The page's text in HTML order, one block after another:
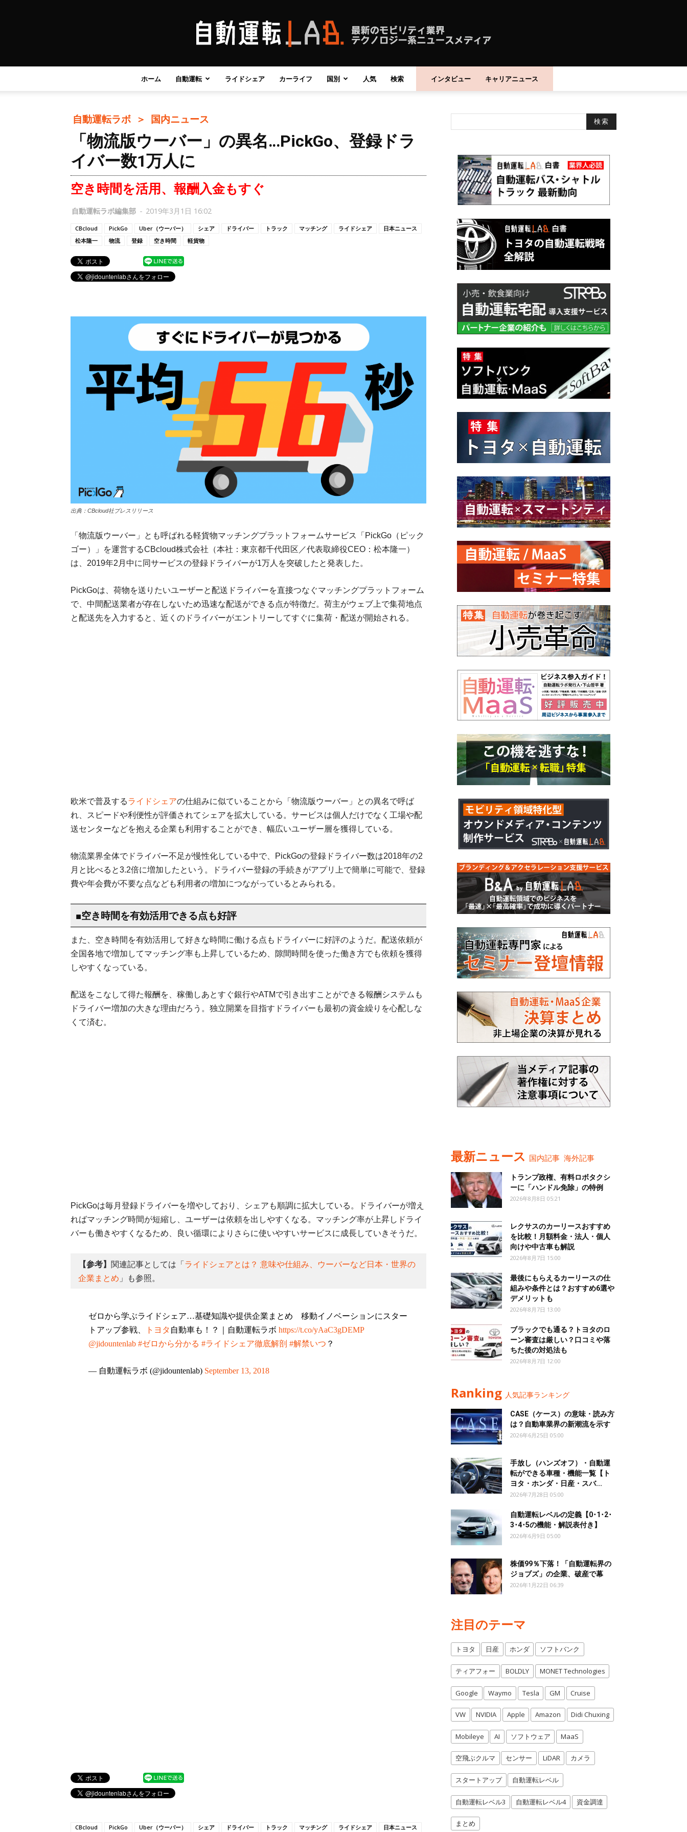
自
ボ
ホーム 自動運転 ライドシェア カーライフ 国別 人気 検索 インタビュー キャリアニュース
自動運転ラボ ＞ 国内ニュース
「物流版ウーバー」の異名…PickGo、登録ドラ
イバー数1万人に
空き時間を活用、報酬入金もすぐ
自動運転ラボ編集部 - 2019年3月1日 16:02
CBcloud PickGo Uber（ウーバー） シェア ドライバー トラック マッチング ライドシェア
日本ニュース
松本隆一
物流 登録 空き時間 軽貨物
出典：CBcloud社プレスリリース
「物流版ウーバー」とも呼ばれる軽貨物マッチングプラットフォームサービス「PickGo（ピック
ゴー）」を運営するCBcloud株式会社（本社：東京都千代田区／代表取締役CEO：松本隆一）
は、2019年2月中に同サービスの登録ドライバーが1万人を突破したと発表した。
PickGoは、荷物を送りたいユーザーと配送ドライバーを直接つなぐマッチングプラットフォーム
で、中間配送業者が存在しないため迅速な配送ができる点が特徴だ。荷主がウェブ上で集荷地点
と配送先を入力すると、近くのドライバーがエントリーしてすぐに集荷・配送が開始される。
欧米で普及するライドシェアの仕組みに似ていることから「物流版ウーバー」との異名で呼ば
れ、スピードや利便性が評価されてシェアを拡大している。サービスは個人だけでなく工場や配
送センターなどを抱える企業も利用することができ、幅広いユーザー層を獲得している。
物流業界全体でドライバー不足が慢性化している中で、PickGoの登録ドライバー数は2018年の2
月と比べると3.2倍に増加したという。ドライバー登録の手続きがアプリ上で簡単に可能で、登録
費や年会費が不要な点なども利用者の増加につながっているとみられる。
■空き時間を有効活用できる点も好評
また、空き時間を有効活用して好きな時間に働ける点もドライバーに好評のようだ。配送依頼が
全国各地で増加してマッチング率も上昇しているため、隙間時間を使った働き方でも依頼を獲得
しやすくなっている。
配送をこなして得た報酬を、稼働しあとすぐ銀行やATMで引き出すことができる報酬システムも
ドライバー増加の大きな理由だろう。独立開業を目指すドライバーも最初の資金繰りを心配しな
くて済む。
PickGoは毎月登録ドライバーを増やしており、シェアも順調に拡大している。ドライバーが増え
ればマッチング時間が短縮し、ユーザーは依頼を出しやすくなる。マッチング率が上昇しドライ
バーも働きやすくなるため、良い循環によりさらに使いやすいサービスに成長していきそうだ。
【参考】 関連記事としては「 ライドシェアとは？ 意味や仕組み、ウーバーなど日本・世界の
企業まとめ 」も参照。
ゼロから学ぶライドシェア…基礎知識や提供企業まとめ 移動イノベーションにスター
トアップ参戦、
トヨタ 自動車も！？｜自動運転ラボ https://t.co/yAaC3gDEMP
@jidountenlab #ゼロから分かる #ライドシェア徹底解剖 #解禁いつ ？
— 自動運転ラボ (@jidountenlab) September 13, 2018
CBcloud PickGo Uber（ウーバー） シェア ドライバー トラック マッチング ライドシェア 日本ニュース
最新ニュース 国内記事 海外記事
トランプ政権、有料ロボタクシ
ーに「ハンドル免除」の特例
2026年8月8日 05:21
レクサスのカーリースおすすめ
を比較！月額料金・法人・個人
向けや中古車も解説
2026年8月7日 15:00
最後にもらえるカーリースの仕
組みや条件とは？おすすめ6選や
デメリットも
2026年8月7日 13:00
ブラックでも通る？トヨタのロ
ーン審査は厳しい？口コミや落
ちた後の対処法も
2026年8月7日 12:00
Ranking 人気記事ランキング
CASE（ケース）の意味・読み方
は？自動車業界の新潮流を示す
2026年6月25日 05:00
手放し（ハンズオフ）・自動運
転ができる車種・機能一覧【ト
ヨタ・ホンダ・日産・スバ...
2026年7月28日 05:00
自動運転レベルの定義【0･1･2･
3･4･5の機能・解説表付き】
2026年6月9日 05:00
株価99％下落！「自動運転界の
ジョブズ」の企業、破産で幕
2026年1月22日 06:39
注目のテーマ
トヨタ 日産 ホンダ ソフトバンク
ティアフォー BOLDLY MONET Technologies
Google Waymo Tesla GM Cruise
VW NVIDIA Apple Amazon Didi Chuxing
Mobileye AI ソフトウェア MaaS
空飛ぶクルマ センサー LiDAR カメラ
スタートアップ 自動運転レベル
自動運転レベル3 自動運転レベル4 資金調達
まとめ